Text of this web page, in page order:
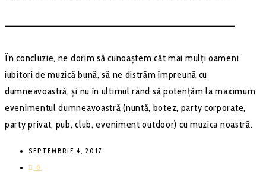
–––––––––––––––––––––––––––––––––––––––––––
În concluzie, ne dorim să cunoaștem cât mai mulți oameni
iubitori de muzică bună, să ne distrăm împreună cu
dumneavoastră, și nu în ultimul rând să potențăm la maximum
evenimentul dumneavoastră (nuntă, botez, party corporate,
party privat, pub, club, eveniment outdoor) cu muzica noastră.
SEPTEMBRIE 4, 2017
0